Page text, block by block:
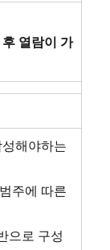
열람이 가
해야하는
주에 따른
으로 구성